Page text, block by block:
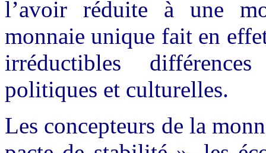
l’avoir réduite à une
monnaie unique fait en
irréductibles
politiques et culturelles.
Les concepteurs de la